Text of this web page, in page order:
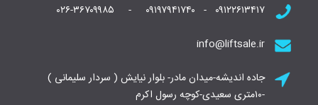
۰۹۱۲۲۶۱۳۴۱۷ - ۰۹۱۹۷۹۴۱۷۴۰ - ۰۲۶-۳۶۷۰۹۹۸۵
info@liftsale.ir
جاده اندیشه-میدان مادر- بلوار نیایش ( سردار سلیمانی )
-۱۰متری سعیدی-کوچه رسول اکرم